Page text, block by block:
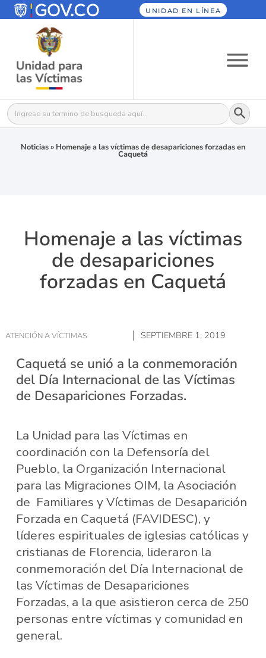
UNIDAD EN LÍNEA
Buscar: Botón
Noticias» Homenaje a las víctimas de desapariciones forzadas en
Caquetá
Homenaje a las víctimas
de desapariciones
forzadas en Caquetá
ATENCIÓN A VÍCTIMAS SEPTIEMBRE 1, 2019
Caquetá se unió a la conmemoración
del Día Internacional de las Víctimas
de Desapariciones Forzadas.
La Unidad para las Víctimas en
coordinación con la Defensoría del
Pueblo, la Organización Internacional
para las Migraciones OIM, la Asociación
de Familiares y Víctimas de Desaparición
Forzada en Caquetá (FAVIDESC), y
líderes espirituales de iglesias católicas y
cristianas de Florencia, lideraron la
conmemoración del Día Internacional de
las Víctimas de Desapariciones
Forzadas, a la que asistieron cerca de 250
personas entre víctimas y comunidad en
general.